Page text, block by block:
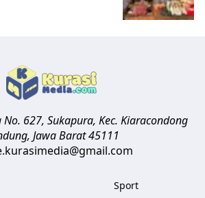
No. 627, Sukapura, Kec. Kiaracondong
, Jawa Barat45111
Sport